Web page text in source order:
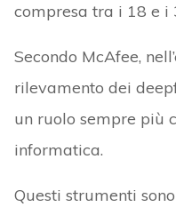
compresa tra i 18 e i
Secondo McAfee,
rilevamento dei
un ruolo sempre più
informatica.
Questi strumenti